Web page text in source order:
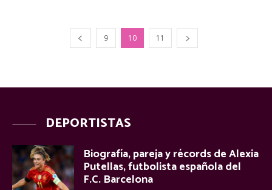
9 10 11
DEPORTISTAS
Biografía, pareja y récords de Alexia
Putellas, futbolista española del
F.C. Barcelona